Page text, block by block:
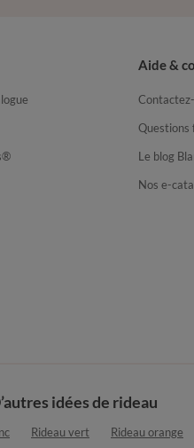
Aide &
Questions
Le blog
Nos e-
idées de rideau
Rideau vert Rideau orange